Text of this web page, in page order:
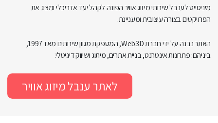
מיניסייט לענבל שירותי מיזוג אוויר הפונה לקהל יעד אדריכלי ומציג את
הפרויקטים בצורה עיצובית ומעניינת.
האתר נבנה על ידי חברת Web3D, המספקת מגוון שירותים מאז 1997,
ביניהם: פתרונות אינטרנט, בניית אתרים, מיתוג ושיווק דיגיטלי.
לאתר ענבל מיזוג אוויר